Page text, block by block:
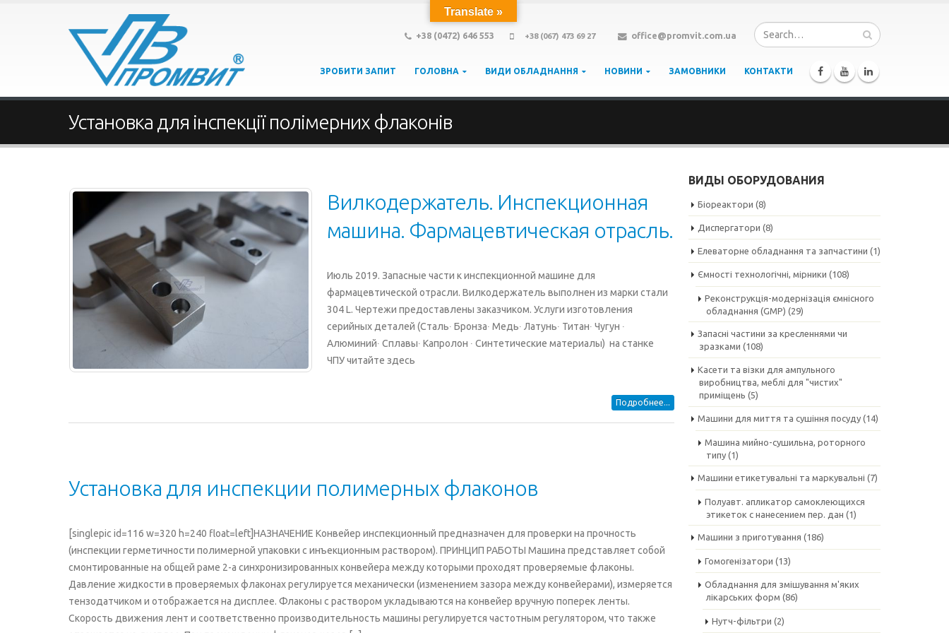
+38 (0472) 646 553 +38 (067) 473 69 27 office@promvit.com.ua
ЗРОБИТИ ЗАПИТ ГОЛОВНА ВИДИ ОБЛАДНАННЯ НОВИНИ ЗАМОВНИКИ КОНТАКТИ
Установка для інспекції полімерних флаконів
Вилкодержатель. Инспекционная
машина. Фармацевтическая отрасль.
Июль 2019. Запасные части к инспекционной машине для
фармацевтической отрасли. Вилкодержатель выполнен из марки стали
304 L. Чертежи предоставлены заказчиком. Услуги изготовления
серийных деталей (Сталь∙ Бронза∙ Медь∙ Латунь∙ Титан∙ Чугун ∙
Алюминий∙ Сплавы∙ Капролон ∙ Синтетические материалы) на станке
ЧПУ читайте здесь
Подробнее...
Установка для инспекции полимерных флаконов
[singlepic id=116 w=320 h=240 float=left]НАЗНАЧЕНИЕ Конвейер инспекционный предназначен для проверки на прочность
(инспекции герметичности полимерной упаковки с инъекционным раствором). ПРИНЦИП РАБОТЫ Машина представляет собой
смонтированные на общей раме 2-а синхронизированных конвейера между которыми проходят проверяемые флаконы.
Давление жидкости в проверяемых флаконах регулируется механически (изменением зазора между конвейерами), измеряется
тензодатчиком и отображается на дисплее. Флаконы с раствором укладываются на конвейер вручную поперек ленты.
Скорость движения лент и соответственно производительность машины регулируется частотным регулятором, что также
ВИДЫ ОБОРУДОВАНИЯ
Біореактори (8)
Диспергатори (8)
Елеваторне обладнання та запчастини (1)
Ємності технологічні, мірники (108)
Реконструкція-модернізація ємнісного
обладнання (GMP) (29)
Запасні частини за кресленнями чи
зразками (108)
Касети та візки для ампульного
виробництва, меблі для "чистих"
приміщень (5)
Машини для миття та сушіння посуду(14)
Машина мийно-сушильна, роторного
типу(1)
Машини етикетувальні та маркувальні (7)
Полуавт. апликатор самоклеющихся
этикеток с нанесением пер. дан (1)
Машини з приготування (186)
Гомогенізатори (13)
Обладнання для змішування м'яких
лікарських форм (86)
Нутч-фільтри (2)
Translate »